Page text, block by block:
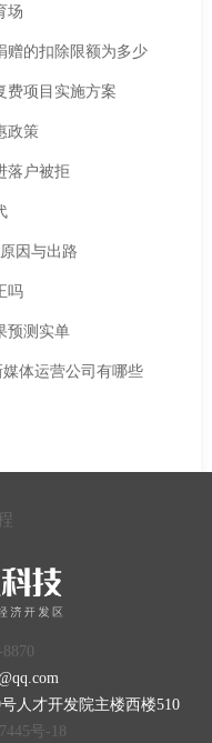
场
赠的扣除限额为多少
费项目实施方案
政策
落户被拒
因与出路
吗
预测实单
体运营公司有哪些
人才开发院主楼西楼510
号-18